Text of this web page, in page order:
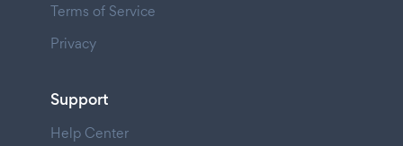
Terms of Service
Privacy
Support
Help Center